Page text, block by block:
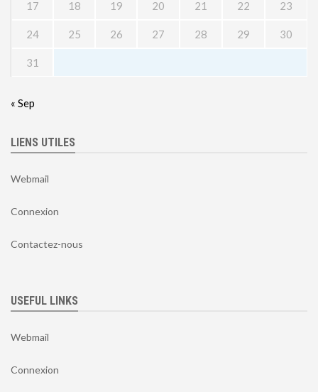
17 18 19 20 21 22 23
24 25 26 27 28 29 30
31
« Sep
LIENS UTILES
Webmail
Connexion
Contactez-nous
USEFUL LINKS
Webmail
Connexion